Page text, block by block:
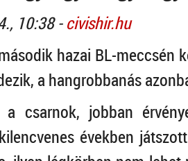
10:38 -civishir.hu
hazai BL-
a hangrobbanás
csarnok, jobban
években